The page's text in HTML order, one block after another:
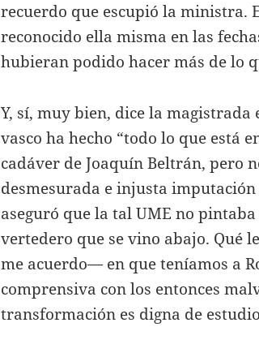
recuerdo que escupió la ministra.
reconocido ella misma en las
hubieran podido hacer más de lo
Y, sí, muy bien, dice la magistrada
vasco ha hecho “todo lo que está
cadáver de Joaquín Beltrán, pero
desmesurada e injusta
aseguró que la tal UME no
vertedero que se vino abajo. Qué
me acuerdo— en que teníamos a
comprensiva con los entonces
transformación es digna de